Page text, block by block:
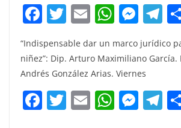
F
c
e
b
o
T
w
itt
er
E
ai
l
W
at
s
A
p
M
e
ss
e
n
g
T
e
a
m
“Indispensable dar un marco jurídico
niñez”: Dip. Arturo Maximiliano García.
Andrés González Arias. Viernes
F T E W M T